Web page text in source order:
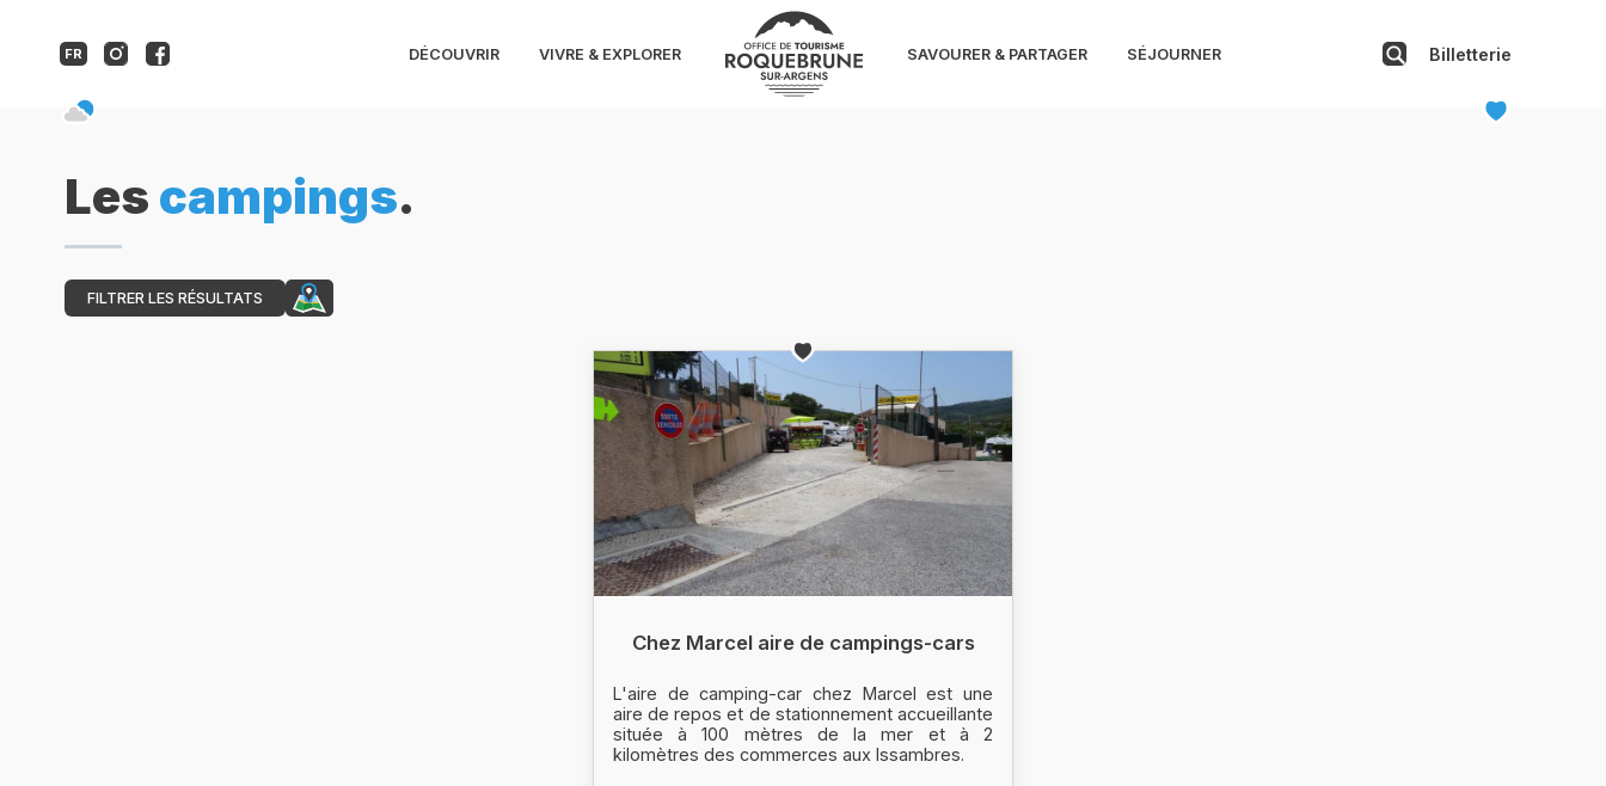
FR DÉCOUVRIR VIVRE & EXPLORER SAVOURER & PARTAGER SÉJOURNER Billetterie
Les campings.
FILTRER LES RÉSULTATS
Chez Marcel aire de campings-cars
L'aire de camping-car chez Marcel est une
aire de repos et de stationnement accueillante
située à 100 mètres de la mer et à 2
kilomètres des commerces aux Issambres.